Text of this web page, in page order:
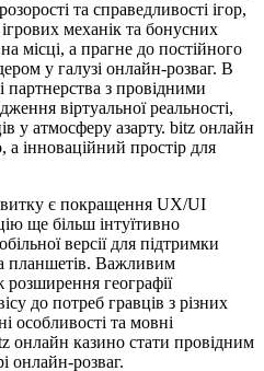
та справедливості ігор,
механік та бонусних
місці, а прагне до постійного
у галузі онлайн-розваг. В
партнерства з провідними
віртуальної реальності,
у атмосферу азарту. bitz онлайн
інноваційний простір для
є покращення UX/UI
ще більш інтуїтивно
версії для підтримки
планшетів. Важливим
географії
до потреб гравців з різних
особливості та мовні
онлайн казино стати провідним
онлайн-розваг.